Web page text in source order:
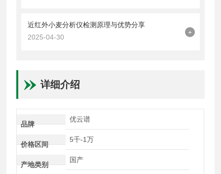
近红外小麦分析仪检测原理与优势分享
2025-04-30
+
详细介绍
品牌
优云谱
价格区间
5千-1万
产地类别
国产